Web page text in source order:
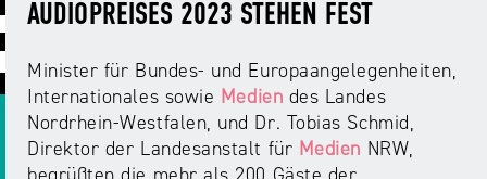
Intermediäre
Europa
in
Growth
Laut-
und-
Klar-
#äsch-
Tecks
Juuuport
Förderungen
und
Ausschreibungen
Rechtsgrundlagen
AUDIOPREISES 2023 STEHEN FEST
Minister für Bundes- und Europaangelegenheiten,
Internationales sowie Medien des Landes
Nordrhein-Westfalen, und Dr. Tobias Schmid,
Direktor der Landesanstalt für Medien NRW,